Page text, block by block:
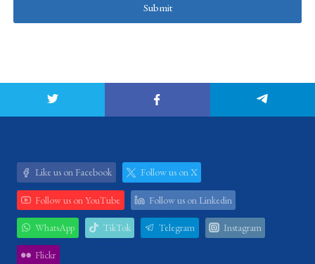
Submit
Like us on Facebook Follow us on X
Follow us on YouTube Follow us on Linkedin
WhatsApp TikTok Telegram Instagram
Flickr